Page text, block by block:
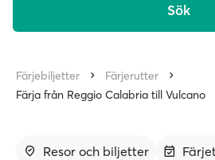
Sök
Färjebiljetter
Färjerutter
Färja från Reggio Calabria till Vulcano
Resor och biljetter